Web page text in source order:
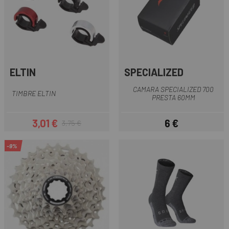
ELTIN
TIMBRE ELTIN
Precio
3,01 €Precio regular
3,75 €
SPECIALIZED
CAMARA SPECIALIZED 700
PRESTA 60MM
Precio
6 €
-9%